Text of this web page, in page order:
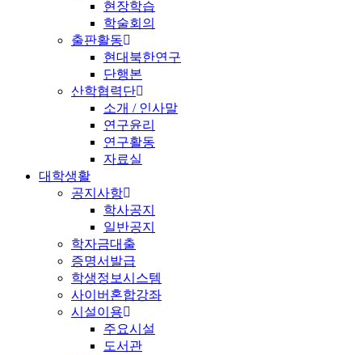
현장학습
학술회의
출판활동
현대북한연구
단행본
산학협력단
소개 / 인사말
연구윤리
연구활동
자료실
대학생활
공지사항
학사공지
일반공지
학자금대출
증명서발급
학생정보시스템
사이버혼합강좌
시설이용
주요시설
도서관